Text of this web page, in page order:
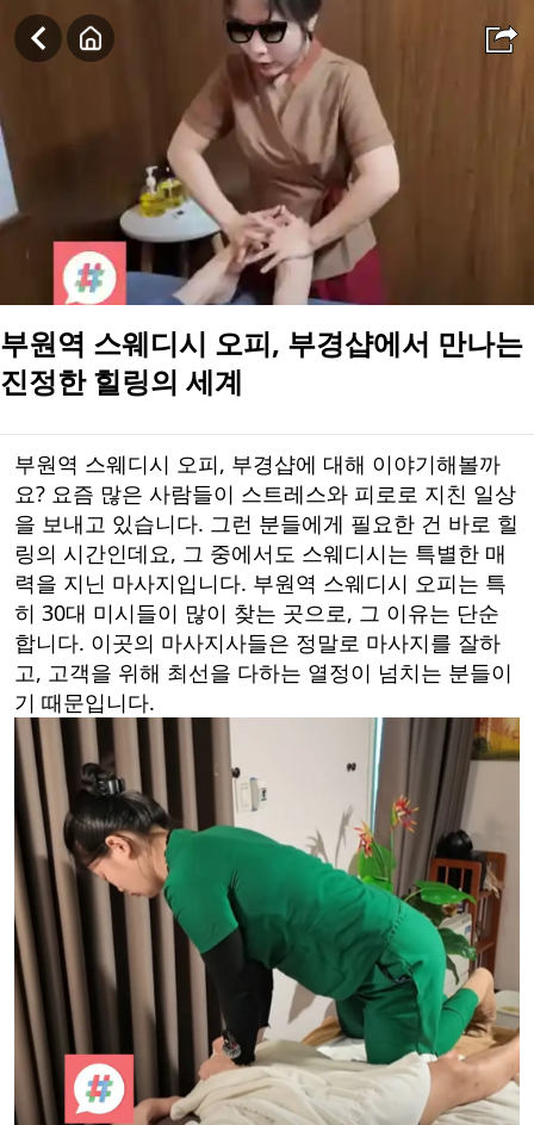
부원역 스웨디시 오피, 부경샵에서 만나는 진정한 힐링의 세계
부원역 스웨디시 오피, 부경샵에서 만나는
진정한 힐링의 세계
부원역 스웨디시 오피, 부경샵에 대해 이야기해볼까
요? 요즘 많은 사람들이 스트레스와 피로로 지친 일상
을 보내고 있습니다. 그런 분들에게 필요한 건 바로 힐
링의 시간인데요, 그 중에서도 스웨디시는 특별한 매
력을 지닌 마사지입니다. 부원역 스웨디시 오피는 특
히 30대 미시들이 많이 찾는 곳으로, 그 이유는 단순
합니다. 이곳의 마사지사들은 정말로 마사지를 잘하
고, 고객을 위해 최선을 다하는 열정이 넘치는 분들이
기 때문입니다.